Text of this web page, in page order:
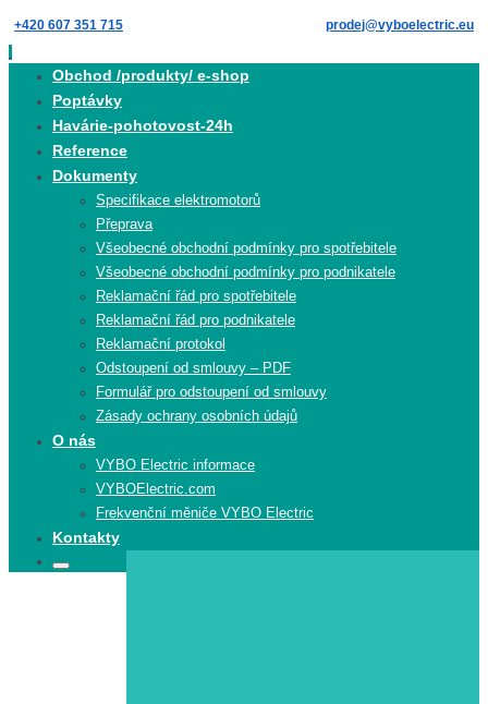
Skip
to
content
+420 607 351 715 prodej@vyboelectric.eu
Obchod /produkty/ e-shop
Poptávky
Havárie-pohotovost-24h
Reference
Dokumenty
Specifikace elektromotorů
Přeprava
Všeobecné obchodní podmínky pro spotřebitele
Všeobecné obchodní podmínky pro podnikatele
Reklamační řád pro spotřebitele
Reklamační řád pro podnikatele
Reklamační protokol
Odstoupení od smlouvy – PDF
Formulář pro odstoupení od smlouvy
Zásady ochrany osobních údajů
O nás
VYBO Electric informace
VYBOElectric.com
Frekvenční měniče VYBO Electric
Kontakty
Search
Search